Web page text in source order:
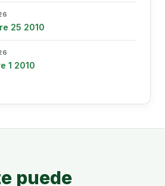
25 2010
1 2010
puede